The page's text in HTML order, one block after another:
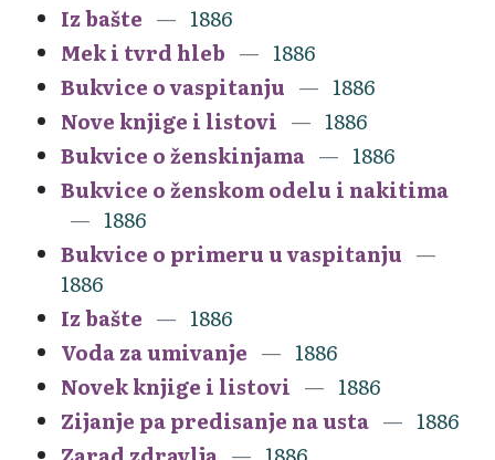
Iz bašte
1886
Mek i tvrd hleb
1886
Bukvice o vaspitanju
1886
Nove knjige i listovi
1886
Bukvice o ženskinjama
1886
Bukvice o ženskom odelu i nakitima
1886
Bukvice o primeru u vaspitanju
1886
Iz bašte
1886
Voda za umivanje
1886
Novek knjige i listovi
1886
Zijanje pa predisanje na usta
1886